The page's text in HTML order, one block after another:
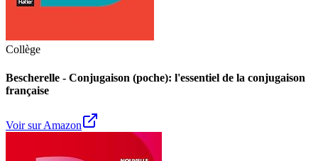
Collège
Bescherelle - Conjugaison (poche): l'essentiel de la conjugaison
française
Voir sur Amazon